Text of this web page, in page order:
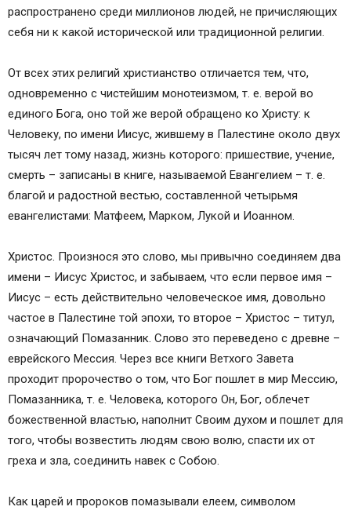
распространено среди миллионов людей, не причисляющих
себя ни к какой исторической или традиционной религии.
От всех этих религий христианство отличается тем, что,
одновременно с чистейшим монотеизмом, т. е. верой во
единого Бога, оно той же верой обращено ко Христу: к
Человеку, по имени Иисус, жившему в Палестине около двух
тысяч лет тому назад, жизнь которого: пришествие, учение,
смерть – записаны в книге, называемой Евангелием – т. е.
благой и радостной вестью, составленной четырьмя
евангелистами: Матфеем, Марком, Лукой и Иоанном.
Христос. Произнося это слово, мы привычно соединяем два
имени – Иисус Христос, и забываем, что если первое имя –
Иисус – есть действительно человеческое имя, довольно
частое в Палестине той эпохи, то второе – Христос – титул,
означающий Помазанник. Слово это переведено с древне –
еврейского Мессия. Через все книги Ветхого Завета
проходит пророчество о том, что Бог пошлет в мир Мессию,
Помазанника, т. е. Человека, которого Он, Бог, облечет
божественной властью, наполнит Своим духом и пошлет для
того, чтобы возвестить людям свою волю, спасти их от
греха и зла, соединить навек с Собою.
Как царей и пророков помазывали елеем, символом